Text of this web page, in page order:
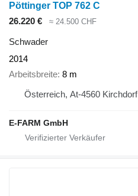
Pöttinger TOP 762 C
26.220 €
≈ 24.500 CHF
Schwader
2014
Arbeitsbreite 8 m
Österreich, At-4560 Kirchdorf
E-FARM GmbH